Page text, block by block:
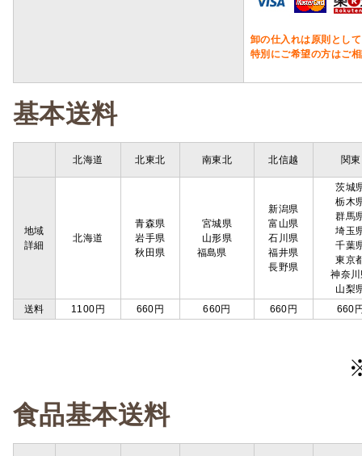
卸の仕入れは原則とし
特別にご希望の方はご
基本送料
北海道 北東北 南東北 北信越 関東
地域
詳細
北海道
青森県
岩手県
秋田県
宮城県
山形県
福島県
新潟県
富山県
石川県
福井県
長野県
茨城
栃木
群馬
埼玉
千葉
東京
神奈
山梨
送料
1100円 660円 660円 660円 660
食品基本送料